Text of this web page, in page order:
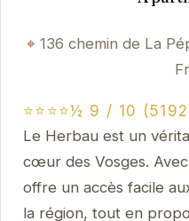
136 chemin de La
⭐⭐⭐⭐½ 9 / 10
Le Herbau est un
cœur des Vosges.
offre un accès facile
la région, tout en